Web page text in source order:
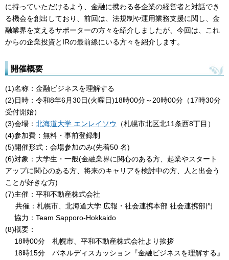
に持っていただけるよう、金融に携わる各企業の経営者と対話でき
る機会を創出しており、前回は、法規制や運用業務支援に関し、金
融業界を支えるサポーターの方々を紹介しましたが、今回は、これ
からの企業投資とIRの最前線にいる方々を紹介します。
開催概要
(1)名称：金融ビジネスを理解する
(2)日時：令和8年6月30日(火曜日)18時00分～20時00分（17時30分
受付開始）
(3)会場： 北海道大学 エンレイソウ
（札幌市北区北11条西8丁目）
(4)参加費：無料・事前登録制
(5)開催形式：会場参加のみ(先着50 名)
(6)対象：大学生・一般(金融業界に関心のある方、起業やスタート
アップに関心のある方、将来のキャリアを検討中の方、人と出会う
ことが好きな方)
(7)主催：平和不動産株式会社
共催：札幌市、北海道大学 広報・社会連携本部 社会連携部門
協力：Team Sapporo-Hokkaido
(8)概要：
18時00分 札幌市、平和不動産株式会社より挨拶
18時15分 パネルディスカッション『金融ビジネスを理解する』